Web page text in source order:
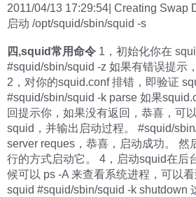
2011/04/13 17:29:54| Creating Swap
启动 /opt/squid/sbin/squid -s
四,squid常用命令 1，初始化你在
#squid/sbin/squid -z 如果有错误提示
2，对你的squid.conf 排错，即验证
#squid/sbin/squid -k parse 如果
回提示你，如果没有返回，恭喜，可
squid，并输出启动过程。 #squid/
server reques，恭喜，启动成功。 然
行的方式启动它。 4，启动squid在后
候可以 ps -A 来查看系统进程，可以
squid #squid/sbin/squid -k shutdown